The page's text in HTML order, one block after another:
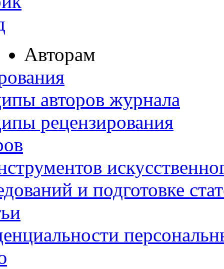
Авторам
авторов журнала
рецензирования
и подготовке